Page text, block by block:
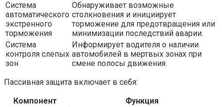
Система
автоматического
экстренного
торможения
Обнаруживает возможные
столкновения и инициирует
торможение для предотвращения или
минимизации последствий аварии.
Система
контроля слепых
зон
Информирует водителя о наличии
автомобилей в мертвых зонах при
смене полосы движения.
Пассивная защита включает в себя:
Компонент
Функция